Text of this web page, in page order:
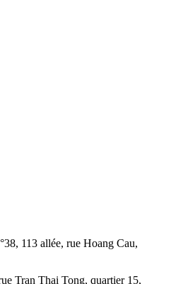
113 allée, rue Hoang Cau,
Tran Thai Tong, quartier 15,